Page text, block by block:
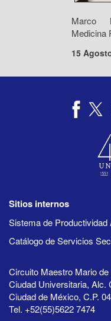
Marco
Medicina
15
Sitios internos
Sistema de Productividad
Catálogo de Servicios
Circuito Maestro Mario
Ciudad Universitaria, Alc.
Ciudad de México, C.P.
Tel. +52(55)5622 7474